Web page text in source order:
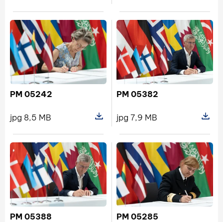
Pokaż szczegóły pliku PM 05329
PM 05242
jpg 8,5 MB
Pokaż szczegóły pliku PM 05242
PM 05382
jpg 7,9 MB
PM 05388 PM 05285